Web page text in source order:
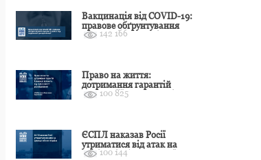
Вакцинація від COVID-19:
правове обґрунтування
відмови і захист від
142 166
Право на життя:
дотримання гарантій
Конвенції залежить від
100 825
ЄСПЛ наказав Росії
утриматися від атак на
цивільні об’єкти України
100 144